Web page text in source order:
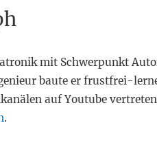
mit Schwerpunkt
baute er frustfrei-
auf Youtube
.